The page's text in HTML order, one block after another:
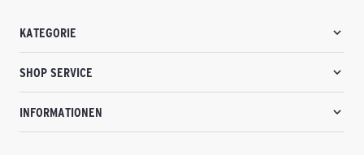
KATEGORIE
SHOP SERVICE
INFORMATIONEN